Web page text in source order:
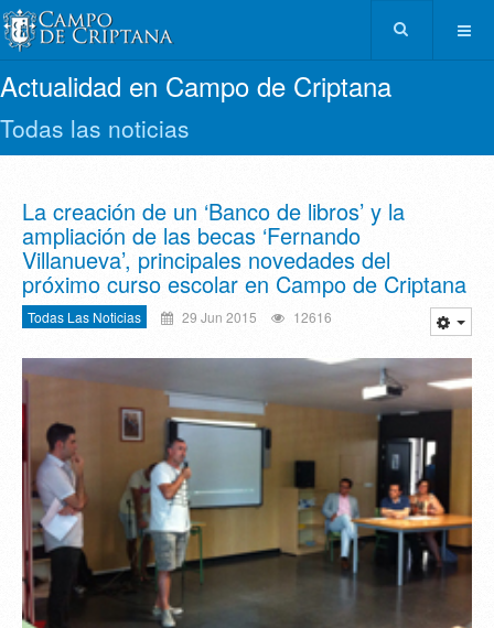
Actualidad en Campo de Criptana
Todas las noticias
La creación de un ‘Banco de libros’ y la
ampliación de las becas ‘Fernando
Villanueva’, principales novedades del
próximo curso escolar en Campo de Criptana
Todas Las Noticias 29 Jun 2015 12616